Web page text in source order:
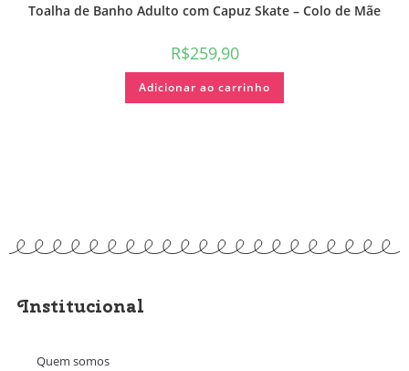
Toalha de Banho Adulto com Capuz Skate – Colo de Mãe
R$259,90
Adicionar ao carrinho
Institucional
Quem somos